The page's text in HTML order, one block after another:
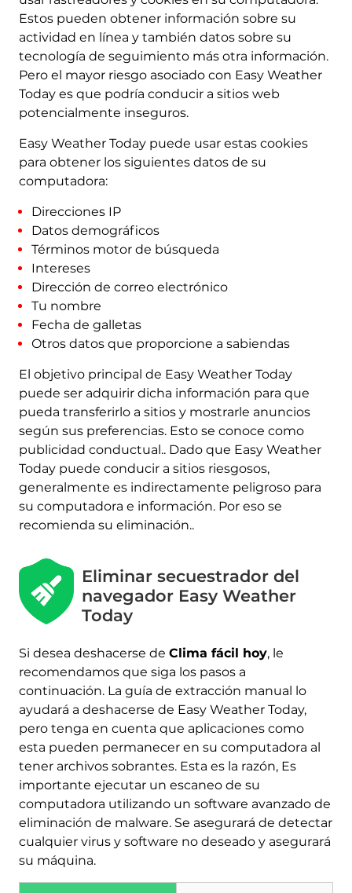
Estos pueden obtener información sobre su
actividad en línea y también datos sobre su
tecnología de seguimiento más otra información.
Pero el mayor riesgo asociado con Easy Weather
Today es que podría conducir a sitios web
potencialmente inseguros.
Easy Weather Today puede usar estas cookies
para obtener los siguientes datos de su
computadora:
Direcciones IP
Datos demográficos
Términos motor de búsqueda
Intereses
Dirección de correo electrónico
Tu nombre
Fecha de galletas
Otros datos que proporcione a sabiendas
El objetivo principal de Easy Weather Today
puede ser adquirir dicha información para que
pueda transferirlo a sitios y mostrarle anuncios
según sus preferencias. Esto se conoce como
publicidad conductual.. Dado que Easy Weather
Today puede conducir a sitios riesgosos,
generalmente es indirectamente peligroso para
su computadora e información. Por eso se
recomienda su eliminación..
Eliminar secuestrador del
navegador Easy Weather
Today
Si desea deshacerse de Clima fácil hoy, le
recomendamos que siga los pasos a
continuación. La guía de extracción manual lo
ayudará a deshacerse de Easy Weather Today,
pero tenga en cuenta que aplicaciones como
esta pueden permanecer en su computadora al
tener archivos sobrantes. Esta es la razón, Es
importante ejecutar un escaneo de su
computadora utilizando un software avanzado de
eliminación de malware. Se asegurará de detectar
cualquier virus y software no deseado y asegurará
su máquina.